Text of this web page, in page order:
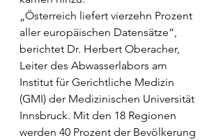
„Österreich liefert vierzehn Prozent
aller europäischen Datensätze“,
berichtet Dr. Herbert Oberacher,
Leiter des Abwasserlabors am
Institut für Gerichtliche Medizin
(GMI) der Medizinischen Universität
Innsbruck. Mit den 18 Regionen
werden 40 Prozent der Bevölkerung